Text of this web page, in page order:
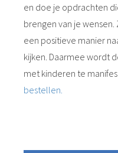
en doe je opdrachten
brengen van je
een positieve manier
kijken. Daarmee wordt
met kinderen te
bestellen.